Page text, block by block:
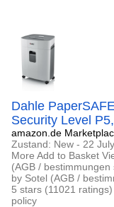
Dahle
Security Level
amazon.de
Zustand: New - 22
More Add to Basket
(AGB /
by Sotel (AGB /
5 stars (11021
policy